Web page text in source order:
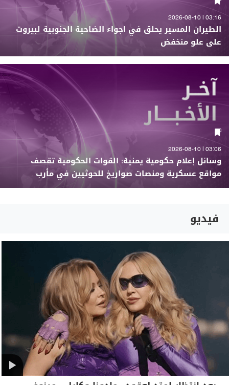
03:16 | 2026-08-10
الطيران المسير يحلق في اجواء الضاحية الجنوبية لبيروت
على علو منخفض
03:06 | 2026-08-10
وسائل إعلام حكومية يمنية: القوات الحكومية تقصف
مواقع عسكرية ومنصات صواريخ للحوثيين في مأرب
فيديو